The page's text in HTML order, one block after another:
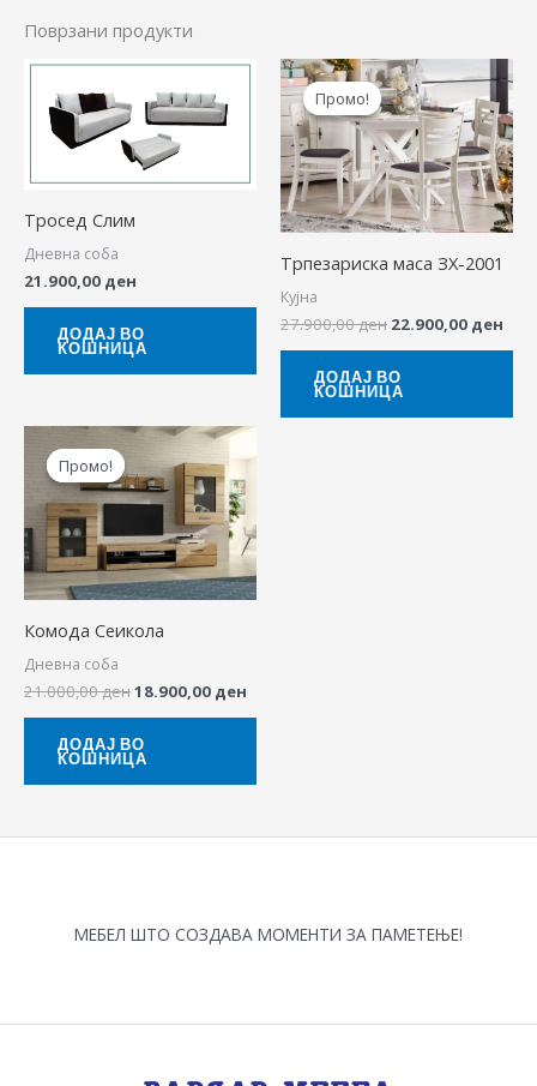
Поврзани продукти
Тросед Слим
Дневна соба
21.900,00 ден
ДОДАЈ ВО
КОШНИЦА
Промо!
Промо!
Трпезариска маса ЗХ-2001
Кујна
27.900,00ден
Original
price
was:
27.900,00 ден.
22.900,00 ден
is:
ДОДАЈ ВО
КОШНИЦА
Промо!
Промо!
Комода Сеикола
Дневна соба
21.000,00ден
Original
was:
21.000,00 ден.
18.900,00 ден
Current
price
ДОДАЈ ВО
КОШНИЦА
МЕБЕЛ ШТО СОЗДАВА МОМЕНТИ ЗА ПАМЕТЕЊЕ!